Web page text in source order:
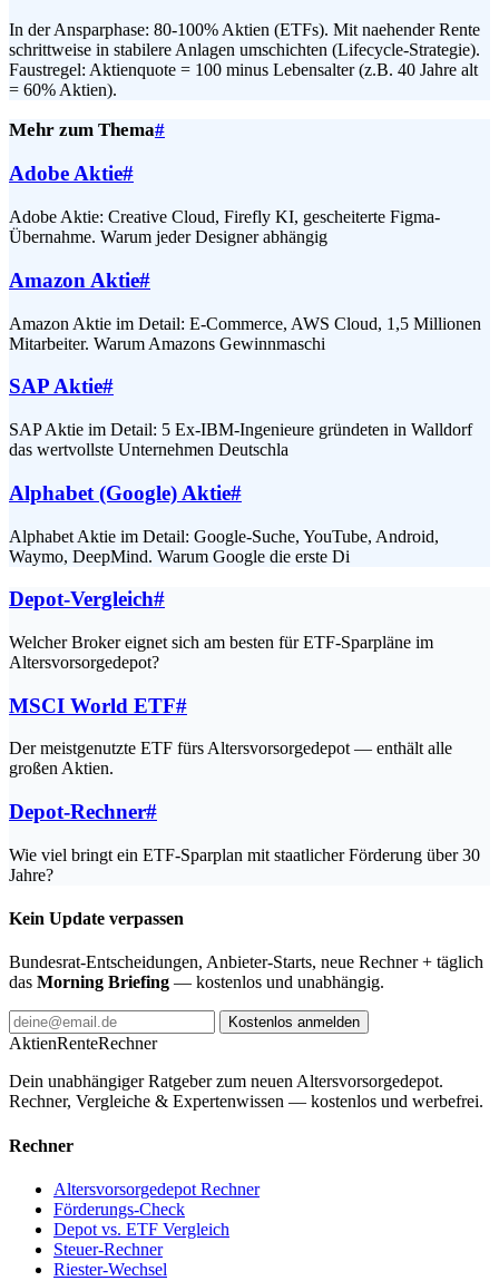
In der Ansparphase: 80-100% Aktien (ETFs). Mit naehender Rente
schrittweise in stabilere Anlagen umschichten (Lifecycle-Strategie).
Faustregel: Aktienquote = 100 minus Lebensalter (z.B. 40 Jahre alt
= 60% Aktien).
Mehr zum Thema#
Adobe Aktie#
Adobe Aktie: Creative Cloud, Firefly KI, gescheiterte Figma-
Übernahme. Warum jeder Designer abhängig
Amazon Aktie#
Amazon Aktie im Detail: E-Commerce, AWS Cloud, 1,5 Millionen
Mitarbeiter. Warum Amazons Gewinnmaschi
SAP Aktie#
SAP Aktie im Detail: 5 Ex-IBM-Ingenieure gründeten in Walldorf
das wertvollste Unternehmen Deutschla
Alphabet (Google) Aktie#
Alphabet Aktie im Detail: Google-Suche, YouTube, Android,
Waymo, DeepMind. Warum Google die erste Di
Depot-Vergleich#
Welcher Broker eignet sich am besten für ETF-Sparpläne im
Altersvorsorgedepot?
MSCI World ETF#
Der meistgenutzte ETF fürs Altersvorsorgedepot — enthält alle
großen Aktien.
Depot-Rechner#
Wie viel bringt ein ETF-Sparplan mit staatlicher Förderung über 30
Jahre?
Kein Update verpassen
Bundesrat-Entscheidungen, Anbieter-Starts, neue Rechner + täglich
das Morning Briefing — kostenlos und unabhängig.
Kostenlos anmelden
AktienRenteRechner
Dein unabhängiger Ratgeber zum neuen Altersvorsorgedepot.
Rechner, Vergleiche & Expertenwissen — kostenlos und werbefrei.
Rechner
Altersvorsorgedepot Rechner
Förderungs-Check
Depot vs. ETF Vergleich
Steuer-Rechner
Riester-Wechsel